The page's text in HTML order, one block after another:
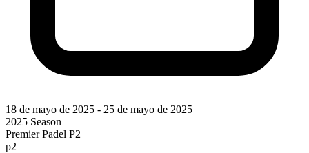
18 de mayo de 2025 - 25 de mayo de 2025
2025 Season
Premier Padel P2
p2